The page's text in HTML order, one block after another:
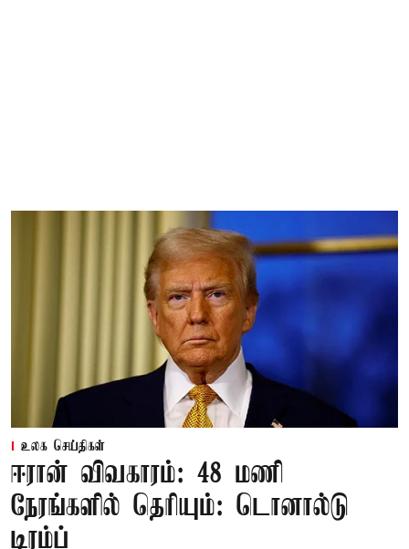
உலக செய்திகள்
ஈரான் விவகாரம்: 48 மணி
நேரங்களில் தெரியும்: டொனால்டு
டிரம்ப்